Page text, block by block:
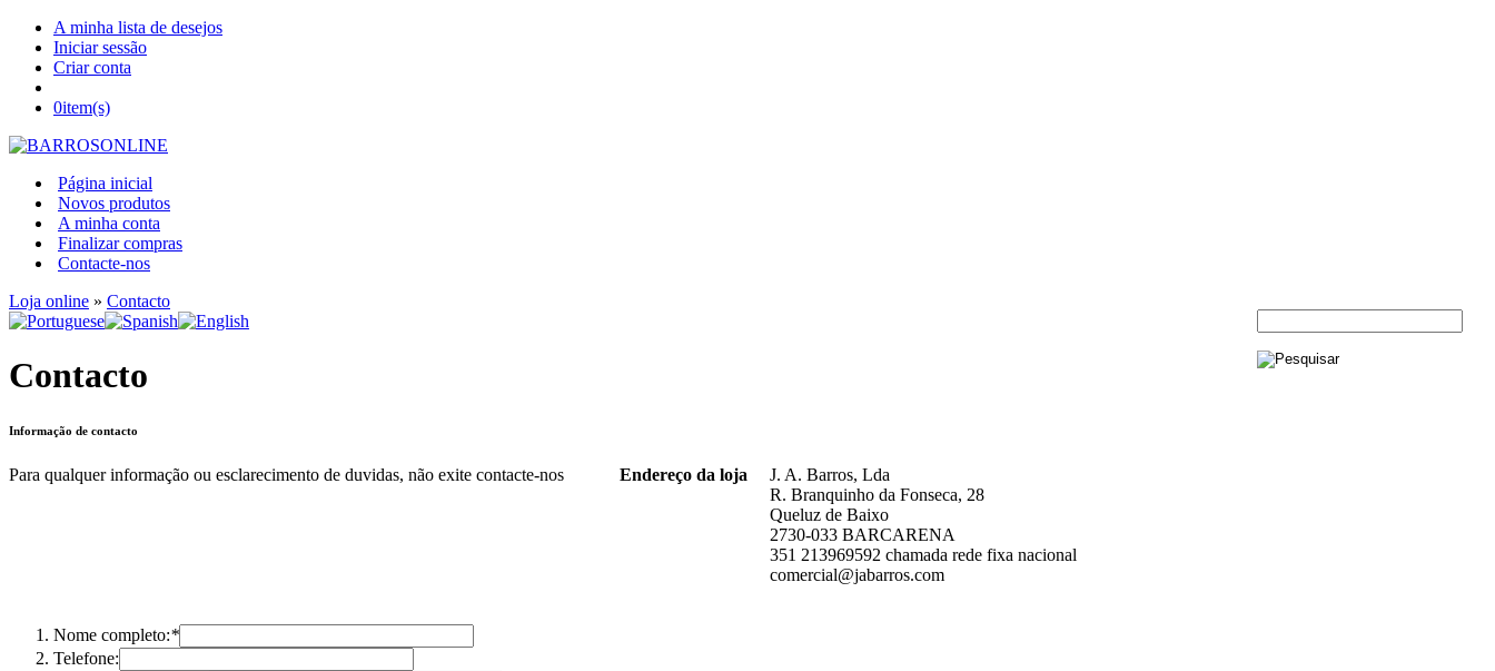
A minha lista de desejos
Iniciar sessão
Criar conta
0item(s)
Página inicial
Novos produtos
A minha conta
Finalizar compras
Contacte-nos
Loja online » Contacto
Contacto
Informação de contacto
J. A. Barros, Lda
R. Branquinho da Fonseca, 28
Queluz de Baixo
2730-033 BARCARENA
351 213969592 chamada rede fixa nacional
comercial@jabarros.com
Endereço da loja
Para qualquer informação ou esclarecimento de duvidas, não exite contacte-nos
Nome completo:*
Telefone: